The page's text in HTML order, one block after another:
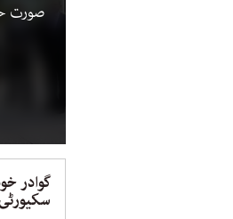
صورت
گوادر